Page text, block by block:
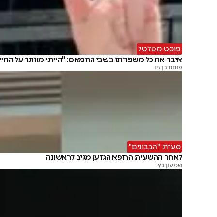
פוסט מטלטל
איבד את כל משפחתו בשבי החמאס: "הייתי מוותר על
פנחס בן זיו
סערת "הבבונים"
לאחר ההשעיה: הרופא הגזען מגיב לראשונה
שמעון כץ